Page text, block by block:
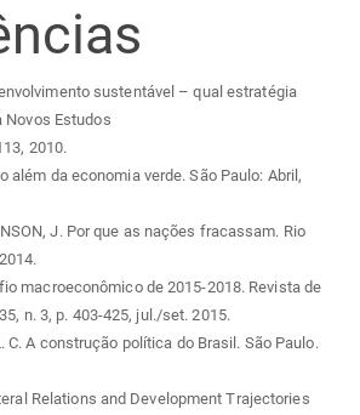
sustentável – qual estratégia
Novos Estudos
2010.
além da economia verde. São Paulo: Abril,
J. Por que as nações fracassam. Rio
macroeconômico de 2015-2018. Revista de
n. 3, p. 403-425, jul./set. 2015.
C. A construção política do Brasil. São Paulo.
Relations and Development Trajectories